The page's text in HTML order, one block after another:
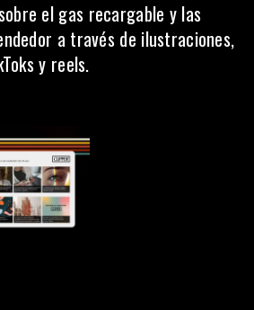
el gas recargable y las
a través de ilustraciones,
y reels.